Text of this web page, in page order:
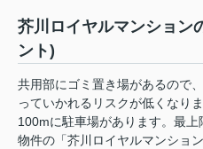
芥川ロイヤルマンション
ント)
共用部にゴミ置き場があるので
っていかれるリスクが低くなり
100mに駐車場があります。最
物件の「芥川ロイヤルマンショ